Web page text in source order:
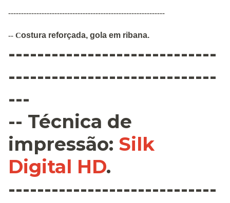
-------------------------------------------------------------
-- Costura reforçada, gola em ribana.
-----------------------------
-----------------------------
---
-- Técnica de
impressão: Silk
Digital HD.
-----------------------------